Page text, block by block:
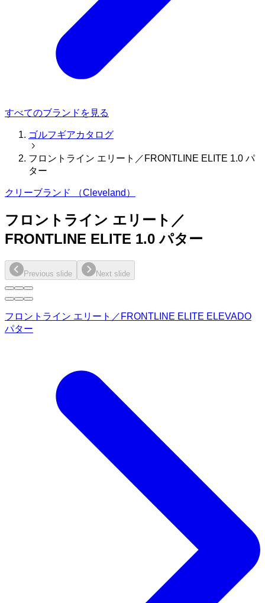
すべてのブランドを見る
ゴルフギアカタログ
フロントライン エリート／FRONTLINE ELITE 1.0 パ
ター
クリーブランド （Cleveland）
フロントライン エリート／
FRONTLINE ELITE 1.0 パター
Previous slide Next slide
フロントライン エリート／FRONTLINE ELITE ELEVADO
パター